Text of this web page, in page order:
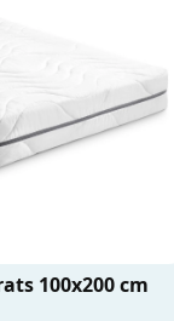
100x200 cm